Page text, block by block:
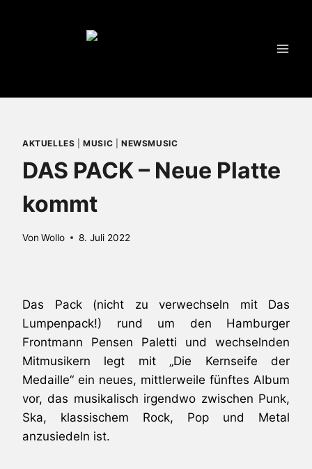
AKTUELLES |MUSIC NEWSMUSIC
DAS PACK – Neue Platte
kommt
Von Wollo 8. Juli 2022
Das Pack (nicht zu verwechseln mit Das
Lumpenpack!) rund um den Hamburger
Frontmann Pensen Paletti und wechselnden
Mitmusikern legt mit „Die Kernseife der
Medaille“ ein neues, mittlerweile fünftes Album
vor, das musikalisch irgendwo zwischen Punk,
Ska, klassischem Rock, Pop und Metal
anzusiedeln ist.